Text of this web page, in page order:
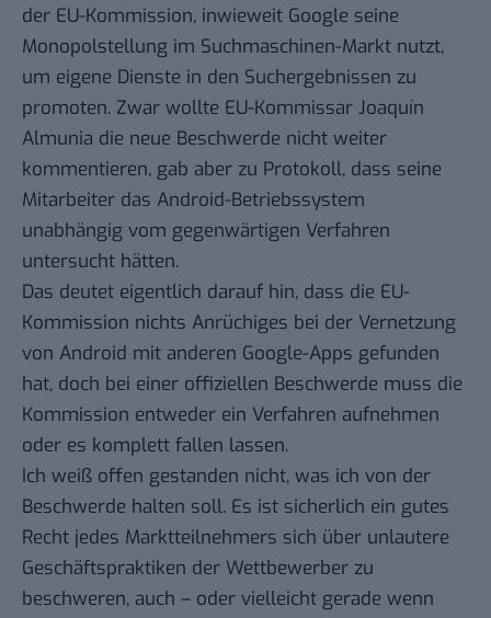
der EU-Kommission, inwieweit Google seine
Monopolstellung im Suchmaschinen-Markt nutzt,
um eigene Dienste in den Suchergebnissen zu
promoten. Zwar wollte EU-Kommissar Joaquín
Almunia die neue Beschwerde nicht weiter
kommentieren, gab aber zu Protokoll, dass seine
Mitarbeiter das Android-Betriebssystem
unabhängig vom gegenwärtigen Verfahren
untersucht hätten.
Das deutet eigentlich darauf hin, dass die EU-
Kommission nichts Anrüchiges bei der Vernetzung
von Android mit anderen Google-Apps gefunden
hat, doch bei einer offiziellen Beschwerde muss die
Kommission entweder ein Verfahren aufnehmen
oder es komplett fallen lassen.
Ich weiß offen gestanden nicht, was ich von der
Beschwerde halten soll. Es ist sicherlich ein gutes
Recht jedes Marktteilnehmers sich über unlautere
Geschäftspraktiken der Wettbewerber zu
beschweren, auch – oder vielleicht gerade wenn